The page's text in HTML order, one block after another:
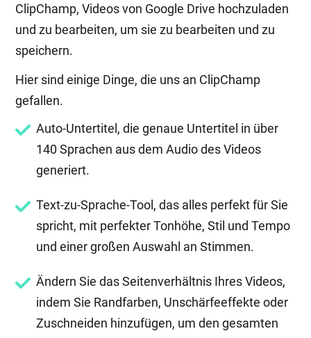
ClipChamp, Videos von Google Drive hochzuladen
und zu bearbeiten, um sie zu bearbeiten und zu
speichern.
Hier sind einige Dinge, die uns an ClipChamp
gefallen.
Auto-Untertitel, die genaue Untertitel in über
140 Sprachen aus dem Audio des Videos
generiert.
Text-zu-Sprache-Tool, das alles perfekt für Sie
spricht, mit perfekter Tonhöhe, Stil und Tempo
und einer großen Auswahl an Stimmen.
Ändern Sie das Seitenverhältnis Ihres Videos,
indem Sie Randfarben, Unschärfeeffekte oder
Zuschneiden hinzufügen, um den gesamten